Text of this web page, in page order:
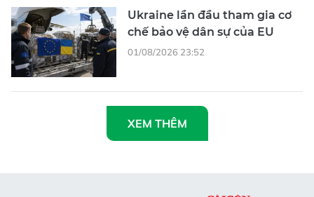
Ukraine lần đầu tham gia cơ
chế bảo vệ dân sự của EU
01/08/2026 23:52
XEM THÊM